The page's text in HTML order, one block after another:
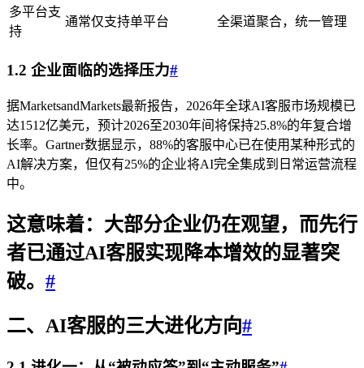
多平台支
持
通常仅支持单平台 全渠道聚合，统一管理
1.2 企业面临的选择压力#
据MarketsandMarkets最新报告，2026年全球AI客服市场规模已
达1512亿美元，预计2026至2030年间将保持25.8%的年复合增
长率。Gartner数据显示，88%的客服中心已在使用某种形式的
AI解决方案，但仅有25%的企业将AI完全集成到日常运营流程
中。
这意味着：大部分企业仍在观望，而先行
者已通过AI客服实现降本增效的显著突
破。 #
二、AI客服的三大进化方向#